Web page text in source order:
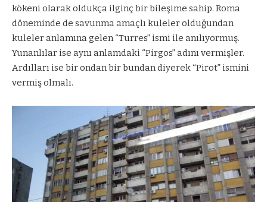
kökeni olarak oldukça ilginç bir bileşime sahip. Roma
döneminde de savunma amaçlı kuleler olduğundan
kuleler anlamına gelen “Turres” ismi ile anılıyormuş.
Yunanlılar ise aynı anlamdaki “Pirgos” adını vermişler.
Ardılları ise bir ondan bir bundan diyerek “Pirot” ismini
vermiş olmalı.